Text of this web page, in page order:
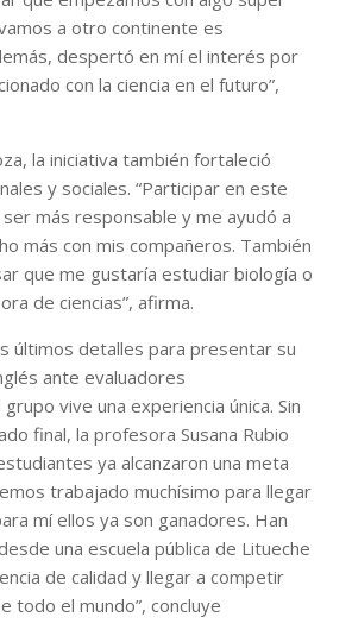
a otro continente es
despertó en mí el interés por
con la ciencia en el futuro”,
la iniciativa también fortaleció
y sociales. “Participar en este
más responsable y me ayudó a
más con mis compañeros. También
que me gustaría estudiar biología o
de ciencias”, afirma.
últimos detalles para presentar su
ante evaluadores
vive una experiencia única. Sin
final, la profesora Susana Rubio
ya alcanzaron una meta
trabajado muchísimo para llegar
mí ellos ya son ganadores. Han
una escuela pública de Litueche
de calidad y llegar a competir
todo el mundo”, concluye